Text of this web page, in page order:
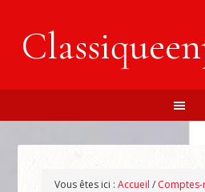
Vous êtes ici :Accueil /